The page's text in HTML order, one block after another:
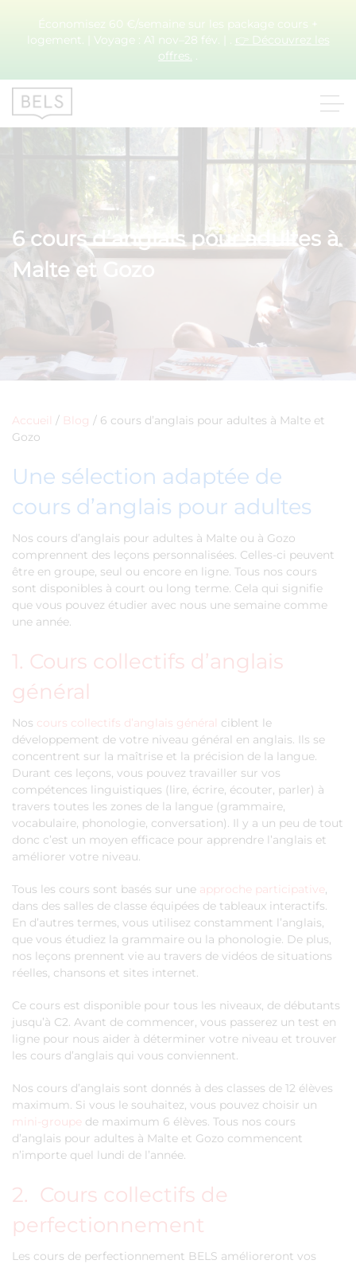
Économisez 60 €/semaine sur les package cours +
logement. | Voyage : A1 nov–28 fév. | . 👉 Découvrez les
offres.
6 cours d’anglais pour adultes à
Malte et Gozo
Accueil / Blog / 6 cours d’anglais pour adultes à Malte et
Gozo
Une sélection adaptée de
cours d’anglais pour adultes
Nos cours d’anglais pour adultes à Malte ou à Gozo
comprennent des leçons personnalisées. Celles-ci peuvent
être en groupe, seul ou encore en ligne. Tous nos cours
sont disponibles à court ou long terme. Cela qui signifie
que vous pouvez étudier avec nous une semaine comme
une année.
1. Cours collectifs d’anglais
général
Nos cours collectifs d’anglais général ciblent le
développement de votre niveau général en anglais. Ils se
concentrent sur la maîtrise et la précision de la langue.
Durant ces leçons, vous pouvez travailler sur vos
compétences linguistiques (lire, écrire, écouter, parler) à
travers toutes les zones de la langue (grammaire,
vocabulaire, phonologie, conversation). Il y a un peu de tout
donc c’est un moyen efficace pour apprendre l’anglais et
améliorer votre niveau.
Tous les cours sont basés sur une approche participative,
dans des salles de classe équipées de tableaux interactifs.
En d’autres termes, vous utilisez constamment l’anglais,
que vous étudiez la grammaire ou la phonologie. De plus,
nos leçons prennent vie au travers de vidéos de situations
réelles, chansons et sites internet.
Ce cours est disponible pour tous les niveaux, de débutants
jusqu’à C2. Avant de commencer, vous passerez un test en
ligne pour nous aider à déterminer votre niveau et trouver
les cours d’anglais qui vous conviennent.
Nos cours d’anglais sont donnés à des classes de 12 élèves
maximum. Si vous le souhaitez, vous pouvez choisir un
mini-groupe de maximum 6 élèves. Tous nos cours
d’anglais pour adultes à Malte et Gozo commencent
n’importe quel lundi de l’année.
2. Cours collectifs de
perfectionnement
Les cours de perfectionnement BELS amélioreront vos